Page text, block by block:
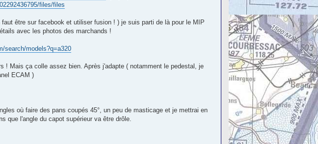
files/files
être sur facebook et utiliser fusion ! ) je suis parti de là pour le MIP
avec les photos des marchands !
search/models?q=a320
! Mais ça colle assez bien. Après j'adapte ( notamment le pedestal, je
ECAM )
où faire des pans coupés 45°, un peu de masticage et je mettrai en
que l'angle du capot supérieur va être drôle.